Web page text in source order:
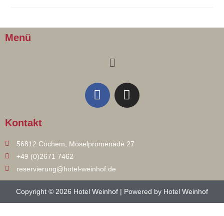
Menü
Kontakt
56812 Cochem, Moselpromenade 27
+49 (0)2671 7462
reservierung@hotel-weinhof.de
Copyright © 2026 Hotel Weinhof | Powered by Hotel Weinhof